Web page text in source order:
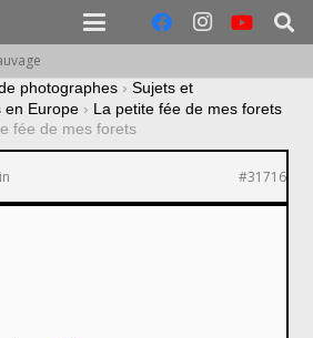
photographes › Sujets et
en Europe › La petite fée de mes forets
fée de mes forets
#31716